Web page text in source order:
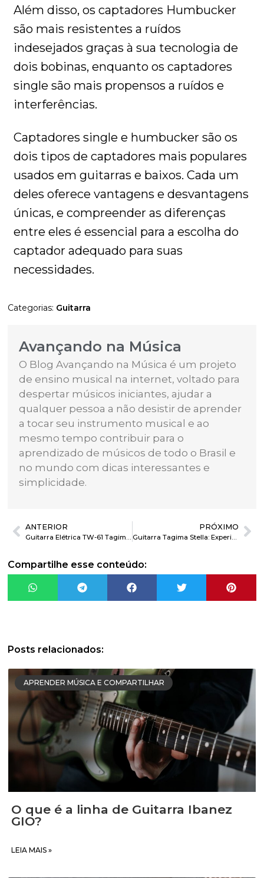
Além disso, os captadores Humbucker
são mais resistentes a ruídos
indesejados graças à sua tecnologia de
dois bobinas, enquanto os captadores
single são mais propensos a ruídos e
interferências.
Captadores single e humbucker são os
dois tipos de captadores mais populares
usados em guitarras e baixos. Cada um
deles oferece vantagens e desvantagens
únicas, e compreender as diferenças
entre eles é essencial para a escolha do
captador adequado para suas
necessidades.
Categorias: Guitarra
Avançando na Música
O Blog Avançando na Música é um projeto
de ensino musical na internet, voltado para
despertar músicos iniciantes, ajudar a
qualquer pessoa a não desistir de aprender
a tocar seu instrumento musical e ao
mesmo tempo contribuir para o
aprendizado de músicos de todo o Brasil e
no mundo com dicas interessantes e
simplicidade.
ANTERIOR PRÓXIMO
Guitarra Tagima Stella: Experiência Musical Perfeita
Compartilhe esse conteúdo:
Posts relacionados:
APRENDER MÚSICA E COMPARTILHAR
O que é a linha de Guitarra Ibanez
GIO?
LEIA MAIS »